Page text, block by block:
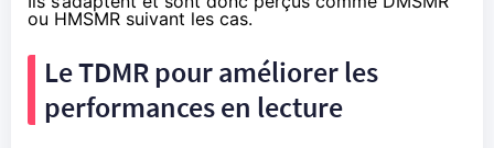
ou HMSMR suivant les cas.
Le TDMR pour améliorer les
performances en lecture